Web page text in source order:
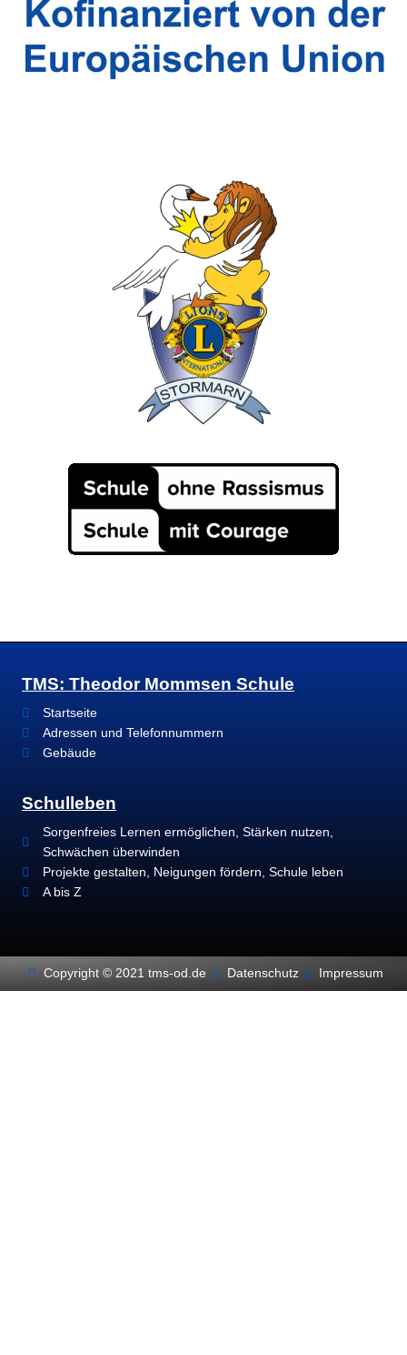
TMS: Theodor Mommsen Schule
Startseite
Adressen und Telefonnummern
Gebäude
Schulleben
Sorgenfreies Lernen ermöglichen, Stärken nutzen,
Schwächen überwinden
Projekte gestalten, Neigungen fördern, Schule leben
A bis Z
Copyright © 2021 tms-od.de Datenschutz Impressum